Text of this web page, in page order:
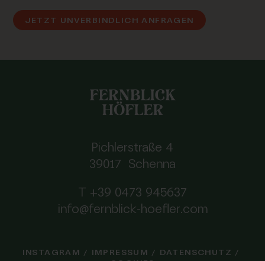
JETZT UNVERBINDLICH ANFRAGEN
Pichlerstraße 4
39017 Schenna
T +39 0473 945637
info@fernblick-hoefler.com
INSTAGRAM / IMPRESSUM / DATENSCHUTZ /